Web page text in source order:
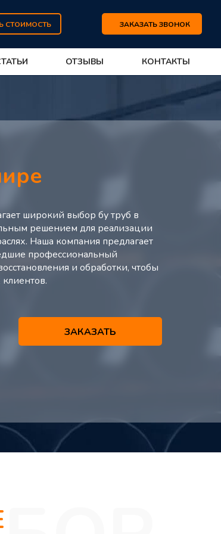
СТОИМОСТЬ ЗАКАЗАТЬ ЗВОНОК
ОТЗЫВЫ КОНТАКТЫ
широкий выбор бу труб в
решением для реализации
Наша компания предлагает
профессиональный
и обработки, чтобы
ЗАКАЗАТЬ